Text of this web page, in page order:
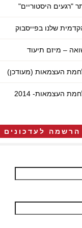
"רגעים היסטוריים"
שלנו בפייסבוק
– מיזם תיעוד
העצמאות (מעודכן)
העצמאות- 2014
הרשמה לעדכונים